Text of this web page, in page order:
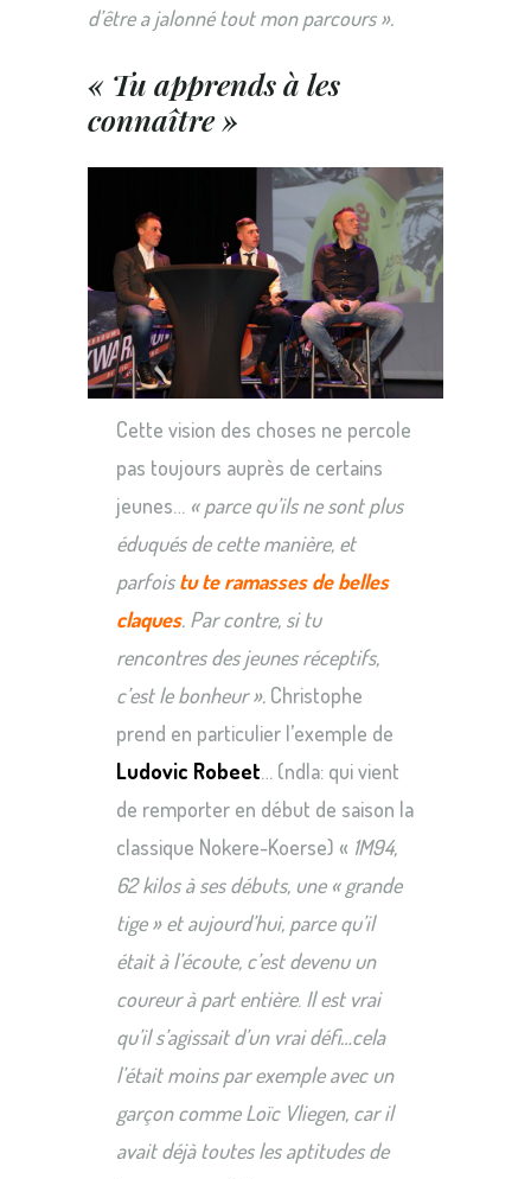
d’être a jalonné tout mon parcours ».
« Tu apprends à les
connaître »
Cette vision des choses ne percole
pas toujours auprès de certains
jeunes… « parce qu’ils ne sont plus
éduqués de cette manière, et
parfoistu te ramasses de belles
claques. Par contre, si tu
rencontres des jeunes réceptifs,
c’est le bonheur ». Christophe
prend en particulier l’exemple de
Ludovic Robeet… (ndla: qui vient
de remporter en début de saison la
classique Nokere-Koerse) « 1M94,
62 kilos à ses débuts, une « grande
tige » et aujourd’hui, parce qu’il
était à l’écoute, c’est devenu un
coureur à part entière. Il est vrai
qu’il s’agissait d’un vrai défi…cela
l’était moins par exemple avec un
garçon comme Loïc Vliegen, car il
avait déjà toutes les aptitudes de